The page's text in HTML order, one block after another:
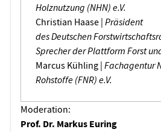
Holznutzung (NHN) e.V.
Christian Haase | Präsident
des Deutschen
Sprecher der Plattform Forst
Marcus Kühling | Fachagentur
Rohstoffe (FNR) e.V.
Moderation:
Prof. Dr. Markus Euring